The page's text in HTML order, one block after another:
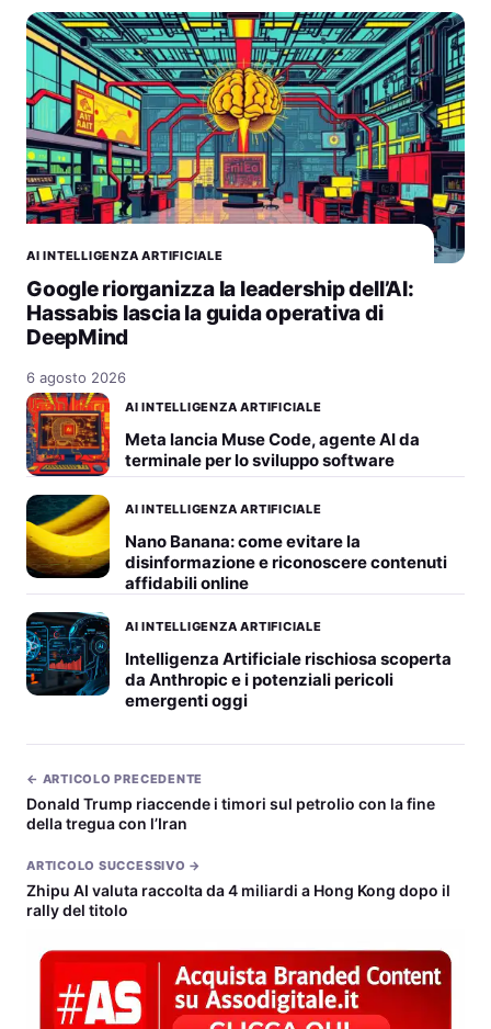
AI INTELLIGENZA ARTIFICIALE
Google riorganizza la leadership dell’AI:
Hassabis lascia la guida operativa di
DeepMind
6 agosto 2026
AI INTELLIGENZA ARTIFICIALE
Meta lancia Muse Code, agente AI da
terminale per lo sviluppo software
AI INTELLIGENZA ARTIFICIALE
Nano Banana: come evitare la
disinformazione e riconoscere contenuti
affidabili online
AI INTELLIGENZA ARTIFICIALE
Intelligenza Artificiale rischiosa scoperta
da Anthropic e i potenziali pericoli
emergenti oggi
← ARTICOLO PRECEDENTE
Donald Trump riaccende i timori sul petrolio con la fine
della tregua con l’Iran
ARTICOLO SUCCESSIVO →
Zhipu AI valuta raccolta da 4 miliardi a Hong Kong dopo il
rally del titolo